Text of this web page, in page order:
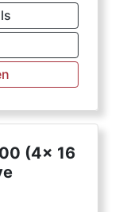
(4x 16